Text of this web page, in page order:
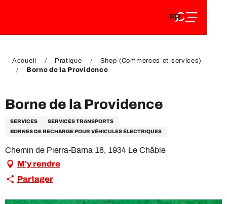
DE
FR
EN
Accueil Pratique
Shop (Commerces et services)
Borne de la Providence
Borne de la Providence
SERVICES
SERVICES TRANSPORTS
BORNES DE RECHARGE POUR VÉHICULES ÉLECTRIQUES
Chemin de Pierra-Barna 18, 1934 Le Châble
M'y rendre
Partager